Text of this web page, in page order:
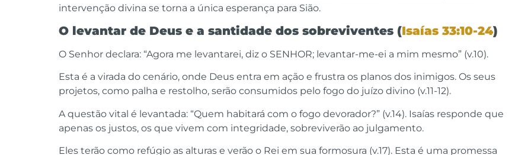
intervenção divina se torna a única esperança para Sião.
O levantar de Deus e a santidade dos sobreviventes (Isaías 33:10-24)
O Senhor declara: “Agora me levantarei, diz o SENHOR; levantar-me-ei a mim mesmo” (v.10).
Esta é a virada do cenário, onde Deus entra em ação e frustra os planos dos inimigos. Os seus
projetos, como palha e restolho, serão consumidos pelo fogo do juízo divino (v.11-12).
A questão vital é levantada: “Quem habitará com o fogo devorador?” (v.14). Isaías responde que
apenas os justos, os que vivem com integridade, sobreviverão ao julgamento.
Eles terão como refúgio as alturas e verão o Rei em sua formosura (v.17). Esta é uma promessa